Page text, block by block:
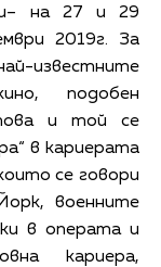
на 27 и 29
2019г. За
известните
подобен
и той се
в кариерата
се говори
военните
в операта и
кариера,